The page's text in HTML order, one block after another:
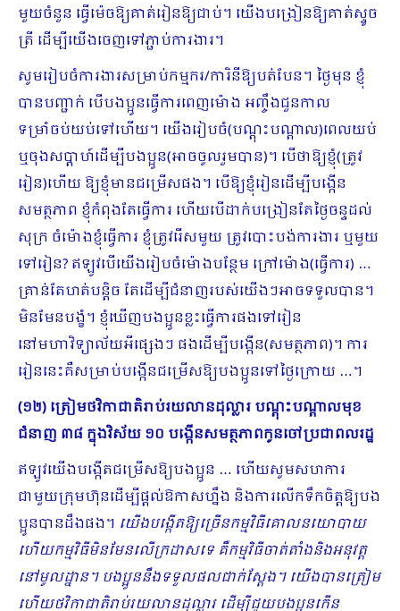
មួយចំនួន ធ្វើម៉េចឱ្យគាត់រៀនឱ្យជាប់។ យើងបង្រៀនឱ្យគាត់ស្ទូច
ត្រី ដើម្បីយើងចេញទៅភ្ជាប់ការងារ។
សូមរៀបចំការងារសម្រាប់កម្មករ/ការិនីឱ្យបត់បែន។ ថ្ងៃមុន ខ្ញុំ
បានបញ្ជាក់ បើបងប្អូនធ្វើការពេញម៉ោង អញ្ចឹងជួនកាល
ទម្រាំចប់យប់ទៅហើយ។ យើងរៀបចំ(បណ្ដុះបណ្ដាល)ពេលយប់
ឬចុងសប្ដាហ៍ដើម្បីបងប្អូន(អាចចូលរួមបាន)។ បើថាឱ្យខ្ញុំ(ត្រូវ
រៀន)ហើយ ឱ្យខ្ញុំមានជម្រើសផង។ បើឱ្យខ្ញុំរៀនដើម្បីបង្កើន
សមត្ថភាព ខ្ញុំកំពុងតែធ្វើការ ហើយបើដាក់បង្រៀនតែថ្ងៃចន្ទដល់
សុក្រ ចំម៉ោងខ្ញុំធ្វើការ ខ្ញុំត្រូវរើសមួយ ត្រូវបោះបង់ការងារ ឬមួយ
ទៅរៀន? ឥឡូវបើយើងរៀបចំម៉ោងបន្ថែម ក្រៅម៉ោង(ធ្វើការ) …
គ្រាន់តែហត់បន្តិច តែដើម្បីជំនាញរបស់យើងៗអាចទទួលបាន។
មិនមែនបង្ខំ។ ខ្ញុំឃើញបងប្អូនខ្លះធ្វើការផងទៅរៀន​
នៅមហាវិទ្យាល័យអីផ្សេងៗ ផងដើម្បីបង្កើន(សមត្ថភាព)។ ការ
រៀននេះគឺសម្រាប់បង្កើនជម្រើសឱ្យបងប្អូនទៅថ្ងៃក្រោយ​ …។
(១២)ត្រៀមថវិកាជាតិរាប់រយលានដុល្លារ បណ្ដុះបណ្ដាលមុខ
ជំនាញ ៣៨ ក្នុងវិស័យ ១០ បង្កើនសមត្ថភាពកូនចៅប្រជាពលរដ្ឋ
ឥឡូវយើងបង្កើតជម្រើសឱ្យបងប្អូន … ហើយសូមសហការ
ជាមួយក្រុមហ៊ុនដើម្បីផ្ដល់ឱកាសហ្នឹង និងការលើកទឹកចិត្តឱ្យបង
ប្អូនបានដឹងផង។ យើងបង្កើតឱ្យច្រើនកម្មវិធីគោលនយោបាយ
ហើយកម្មវិធីមិនមែនលើក្រដាសទេ គឺកម្មវិធីចាត់តាំងនិងអនុវត្ត
នៅមូលដ្នាន។ បងប្អូននឹងទទួលផលជាក់ស្ដែង។ យើងបានត្រៀម
ហើយថវិកាជាតិរាប់រយលានដុល្លារ ដើម្បីជួយបងប្អូនកើន